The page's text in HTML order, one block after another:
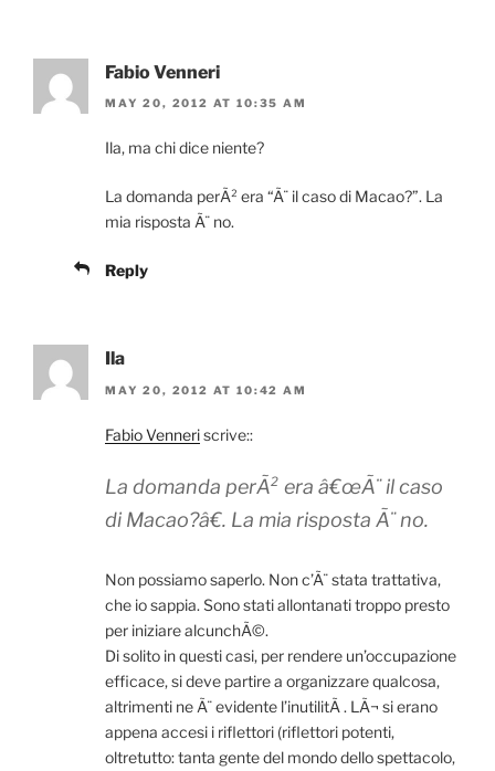
Fabio Venneri
MAY 20, 2012 AT 10:35 AM
Ila, ma chi dice niente?
La domanda perÃ² era “Ã¨ il caso di Macao?”. La
mia risposta Ã¨ no.
Reply
Ila
MAY 20, 2012 AT 10:42 AM
Fabio Venneriscrive::
La domanda perÃ² era â€œÃ¨ il caso
di Macao?â€. La mia risposta Ã¨ no.
Non possiamo saperlo. Non c’Ã¨ stata trattativa,
che io sappia. Sono stati allontanati troppo presto
per iniziare alcunchÃ©.
Di solito in questi casi, per rendere un’occupazione
efficace, si deve partire a organizzare qualcosa,
altrimenti ne Ã¨ evidente l’inutilitÃ . LÃ¬ si erano
appena accesi i riflettori (riflettori potenti,
oltretutto: tanta gente del mondo dello spettacolo,